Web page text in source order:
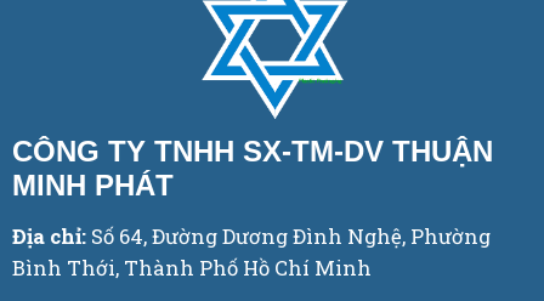
CÔNG TY TNHH SX-TM-DV THUẬN
MINH PHÁT
Địa chỉ: Số 64, Đường Dương Đình Nghệ, Phường
Bình Thới, Thành Phố Hồ Chí Minh